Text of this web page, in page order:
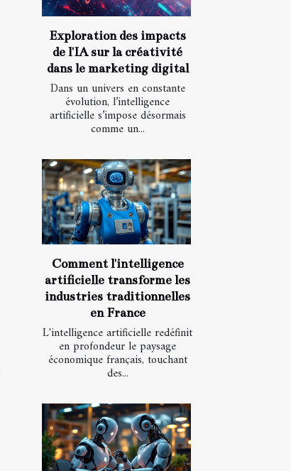
Exploration des impacts
de l'IA sur la créativité
dans le marketing digital
Dans un univers en constante
évolution, l’intelligence
artificielle s’impose désormais
comme un...
Comment l'intelligence
artificielle transforme les
industries traditionnelles
en France
L'intelligence artificielle redéfinit
en profondeur le paysage
économique français, touchant
des...